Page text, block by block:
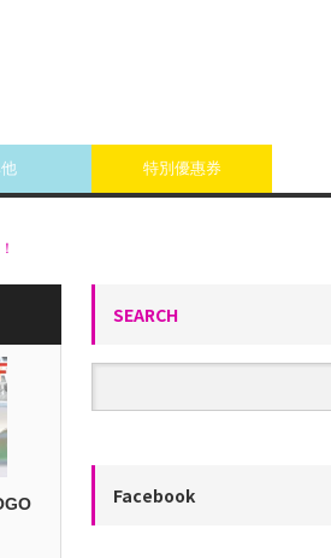
特別優惠券
SEARCH
Facebook